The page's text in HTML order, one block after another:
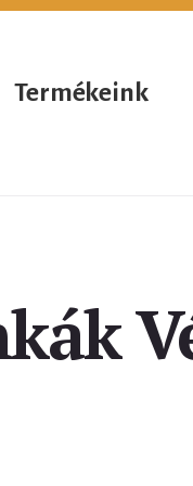
Termékeink